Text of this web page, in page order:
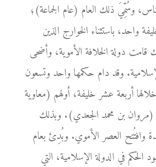
وسُمِّيَ ذلك العام (عام الجماعة)؛
واحد، باستثناء الخوارج الذين
قامت دولة الخلافة الأموية، وأضحى
وقد دام حكمها واحد وتسعون
أربعة عشر خليفة، أولهم (معاوية
بن محمد الجعدي). وبذلك
وافتُتح العصر الأموي. وبُدِئ بعام
في الدولة الإسلامية، التي